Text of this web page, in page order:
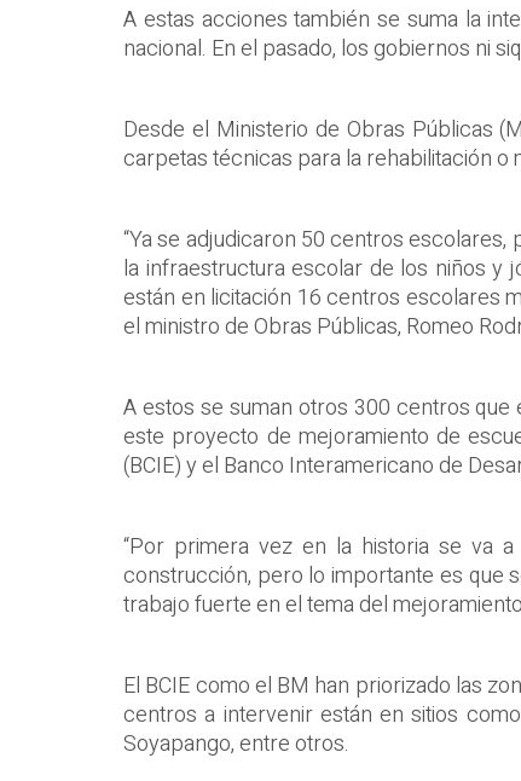
A estas acciones también se suma la
nacional. En el pasado, los gobiernos ni
Desde el Ministerio de Obras Públicas
carpetas técnicas para la rehabilitación o
“Ya se adjudicaron 50 centros
la infraestructura escolar de los niños y
están en licitación 16 centros escolares
el ministro de Obras Públicas, Romeo
A estos se suman otros 300 centros
este proyecto de mejoramiento de
(BCIE) y el Banco Interamericano de
“Por primera vez en la historia se va
construcción, pero lo importante es que
trabajo fuerte en el tema del
El BCIE como el BM han priorizado las
centros a intervenir están en sitios
Soyapango, entre otros.